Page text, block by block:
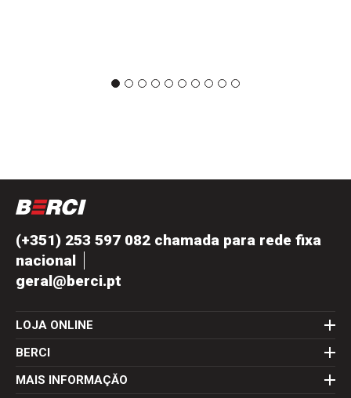
(+351) 253 597 082 chamada para rede fixa
nacional
geral@berci.pt
LOJA ONLINE
BERCI
MAIS INFORMAÇĂO